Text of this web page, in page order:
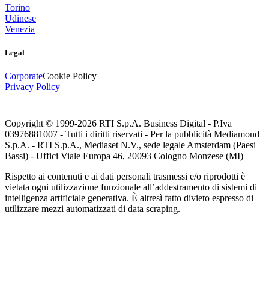
Torino
Udinese
Venezia
Legal
CorporateCookie Policy
Privacy Policy
Copyright © 1999-2026 RTI S.p.A. Business Digital - P.Iva
03976881007 - Tutti i diritti riservati - Per la pubblicità Mediamond
S.p.A. - RTI S.p.A., Mediaset N.V., sede legale Amsterdam (Paesi
Bassi) - Uffici Viale Europa 46, 20093 Cologno Monzese (MI)
Rispetto ai contenuti e ai dati personali trasmessi e/o riprodotti è
vietata ogni utilizzazione funzionale all’addestramento di sistemi di
intelligenza artificiale generativa. È altresì fatto divieto espresso di
utilizzare mezzi automatizzati di data scraping.